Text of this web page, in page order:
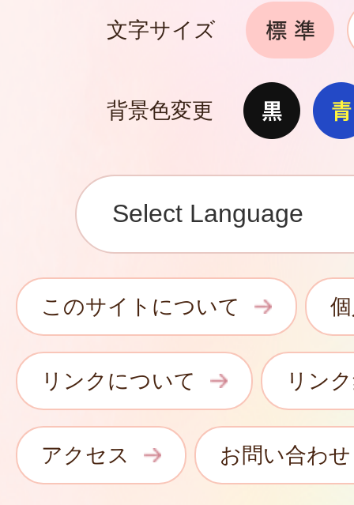
文字サイズ
背景色変更
このサイトについて
リンクについて リン
アクセス お問い合わせ